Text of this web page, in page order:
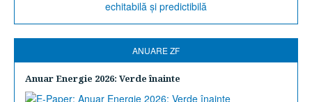
ANUARE ZF
Anuar Energie 2026: Verde înainte